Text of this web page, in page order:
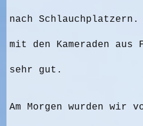
nach Schlauchplatzern.
mit den Kameraden
sehr gut.
Am Morgen wurden wir